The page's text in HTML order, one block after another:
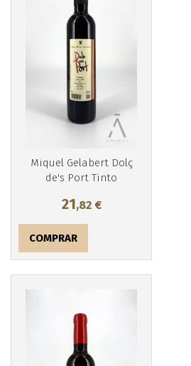
Miquel Gelabert Dolç
de's Port Tinto
21,82 €
COMPRAR
Más info